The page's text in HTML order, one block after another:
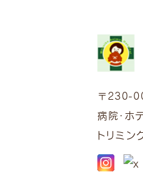
〒230-
病院・
トリミ